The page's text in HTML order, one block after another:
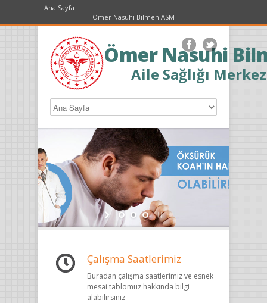
Ana Sayfa
Ömer Nasuhi Bilmen ASM
Ömer Nasuhi
Aile Sağlığı
Çalışma Saatlerimiz
Buradan çalışma saatlerimiz ve esnek
mesai tablomuz hakkında bilgi
alabilirsiniz